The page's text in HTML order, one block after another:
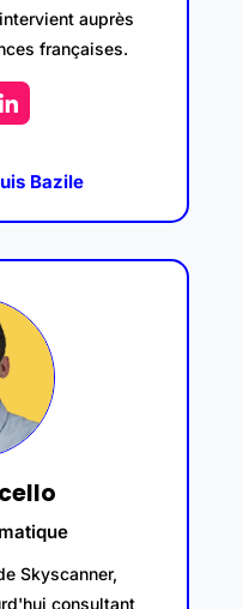
auprès
françaises.
Bazile
Skyscanner,
consultant